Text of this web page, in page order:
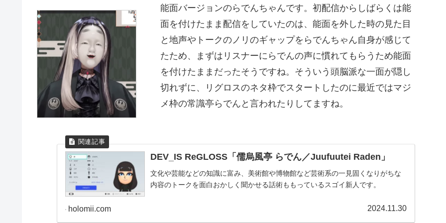
能面バージョンのらでんちゃんです。初配信からしばらくは能
面を付けたまま配信をしていたのは、能面を外した時の見た目
と地声やトークのノリのギャップをらでんちゃん自身が感じて
たため、まずはリスナーにらでんの声に慣れてもらうため能面
を付けたままだったそうですね。そういう頭脳派な一面が隠し
切れずに、リグロスのネタ枠でスタートしたのに最近ではマジ
メ枠の常識亭らでんと言われたりしてますね。
DEV_IS ReGLOSS「儒烏風亭 らでん／Juufuutei Raden」
文化や芸能などの知識に富み、美術館や博物館など芸術系の一見固くなりがちな
内容のトークを面白おかしく聞かせる話術ももっているスゴイ新人です。
holomii.com 2024.11.30